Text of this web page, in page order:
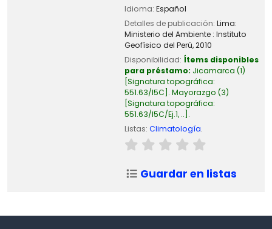
Idioma: Español
Detalles de publicación: Lima:
Ministerio del Ambiente : Instituto
Geofísico del Perú,2010
Disponibilidad: Ítems disponibles
para préstamo: Jicamarca (1)
Signatura topográfica:
551.63/I5C . Mayorazgo (3)
Signatura topográfica:
551.63/I5C/Ej.1, .. .
Listas: Climatología.
Guardar en listas